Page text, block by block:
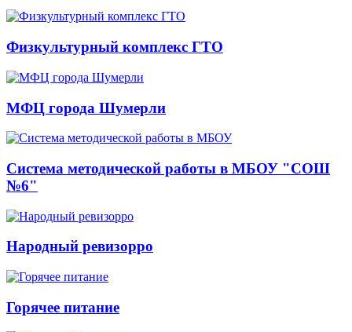
Физкультурный комплекс ГТО
МФЦ города Шумерли
Система методической работы в МБОУ "СОШ
№6"
Народный ревизорро
Горячее питание